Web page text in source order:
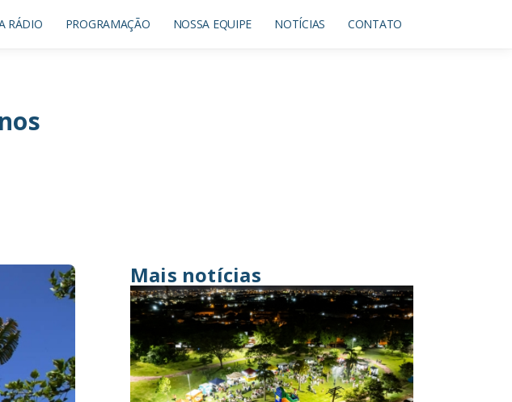
RÁDIO PROGRAMAÇÃO NOSSA EQUIPE NOTÍCIAS CONTATO
Mais notícias